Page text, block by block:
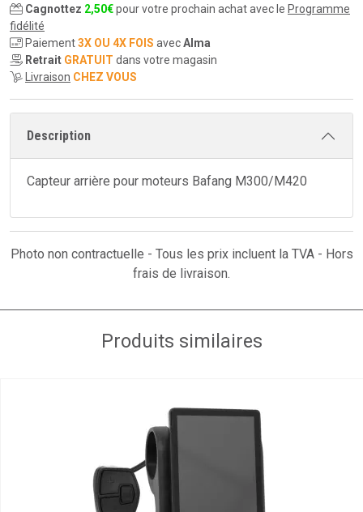
Cagnottez 2,50€pour votre prochain achat avec le Programme
fidélité
Paiement3X OU 4X FOIS avecAlma
Retrait GRATUIT dans votre magasin
Livraison CHEZ VOUS
Description
Capteur arrière pour moteurs Bafang M300/M420
Photo non contractuelle - Tous les prix incluent la TVA - Hors
frais de livraison.
Produits similaires